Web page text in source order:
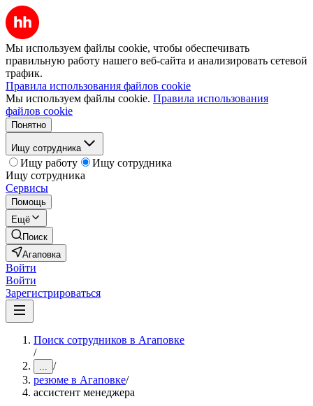
Мы используем файлы cookie, чтобы обеспечивать
правильную работу нашего веб-сайта и анализировать сетевой
трафик.
Правила использования файлов cookie
Мы используем файлы cookie. Правила использования
файлов cookie
Понятно
Ищу сотрудника
Ищу работу
Ищу сотрудника
Ищу сотрудника
Сервисы
Помощь
Ещё
Поиск
Агаповка
Войти
Войти
Зарегистрироваться
Поиск сотрудников в Агаповке
/
... /
резюме в Агаповке/
ассистент менеджера